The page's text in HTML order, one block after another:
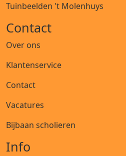
Tuinbeelden 't Molenhuys
Contact
Over ons
Klantenservice
Contact
Vacatures
Bijbaan scholieren
Info